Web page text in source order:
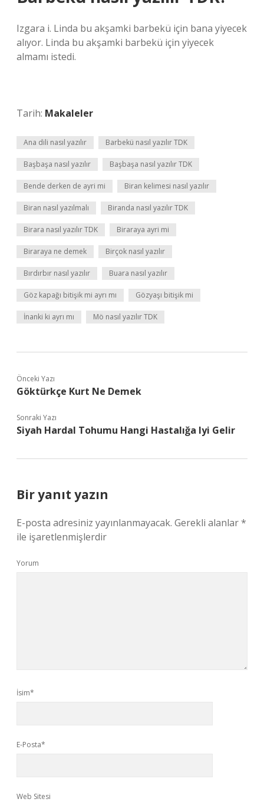
Izgara i. Linda bu akşamki barbekü için bana yiyecek
alıyor. Linda bu akşamki barbekü için yiyecek
almamı istedi.
Tarih: Makaleler
Ana dili nasıl yazılır Barbekü nasıl yazılır TDK
Başbaşa nasıl yazılır Başbaşa nasıl yazılır TDK
Bende derken de ayri mi Biran kelimesi nasıl yazılır
Biran nasıl yazılmalı Biranda nasıl yazılır TDK
Birara nasıl yazılır TDK Biraraya ayri mi
Biraraya ne demek Birçok nasıl yazılır
Bırdırbır nasıl yazılır Buara nasıl yazılır
Göz kapağı bitişik mi ayrı mı Gözyaşı bitişik mi
İnanki ki ayrı mı Mö nasıl yazılır TDK
Önceki Yazı
Göktürkçe Kurt Ne Demek
Sonraki Yazı
Siyah Hardal Tohumu Hangi Hastalığa Iyi Gelir
Bir yanıt yazın
E-posta adresiniz yayınlanmayacak. Gerekli alanlar*
ile işaretlenmişlerdir
Yorum
İsim*
E-Posta*
Web Sitesi